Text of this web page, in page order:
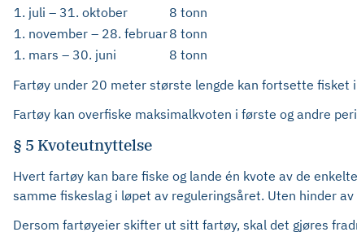
1. juli – 31. oktober
8 tonn
1. november – 28. februar8 tonn
1. mars – 30. juni
8 tonn
Fartøy under 20 meter største lengde kan fortsette
Fartøy kan overfiske maksimalkvoten i første og andre
§ 5 Kvoteutnyttelse
Hvert fartøy kan bare fiske og lande én kvote av de
samme fiskeslag i løpet av reguleringsåret. Uten hinder
Dersom fartøyeier skifter ut sitt fartøy, skal det gjøres